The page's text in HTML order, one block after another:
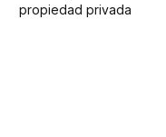
propiedad privada